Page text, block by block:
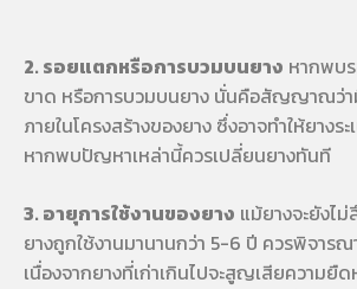
2. รอยแตกหรือการบวมบนยาง หากพบ
ขาด หรือการบวมบนยาง นั่นคือสัญญาณว่า
ภายในโครงสร้างของยาง ซึ่งอาจทำให้ยาง
หากพบปัญหาเหล่านี้ควรเปลี่ยนยางทันที
3. อายุการใช้งานของยาง แม้ยางจะยังไ
ยางถูกใช้งานมานานกว่า 5-6 ปี ควรพิจารณ
เนื่องจากยางที่เก่าเกินไปจะสูญเสียความยื